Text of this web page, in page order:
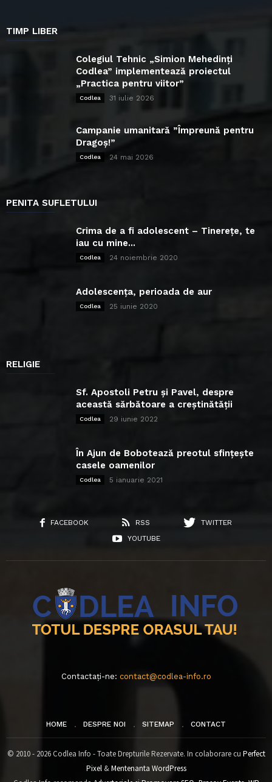
TIMP LIBER
Colegiul Tehnic „Simion Mehedinți
Codlea” implementează proiectul
„Practica pentru viitor”
Codlea 31 iulie 2026
Campanie umanitară ”Împreună pentru
Dragoș!”
Codlea 24 mai 2026
PENITA SUFLETULUI
Crima de a fi adolescent – Tinerețe, te
iau cu mine...
Codlea 24 noiembrie 2020
Adolescența, perioada de aur
Codlea 25 iunie 2020
RELIGIE
Sf. Apostoli Petru și Pavel, despre
această sărbătoare a creștinătății
Codlea 29 iunie 2022
În Ajun de Bobotează preotul sfințește
casele oamenilor
Codlea 5 ianuarie 2021
FACEBOOK RSS
TWITTER
YOUTUBE
Contactați-ne: contact@codlea-info.ro
HOME DESPRE NOI SITEMAP CONTACT
© 2010 - 2026 Codlea Info - Toate Drepturile Rezervate. In colaborare cu Perfect
Pixel&Mentenanta WordPress